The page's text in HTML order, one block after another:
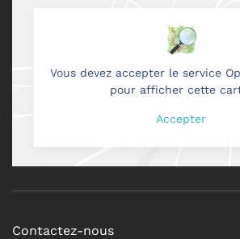
Vous devez accepter le service
pour afficher cette
Accepter
Contactez-nous